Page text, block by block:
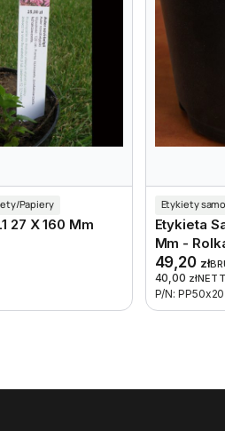
Papiery
27 X 160 Mm
Etykiety
Etykieta
Mm -
49,20 zł
40,00 zł
P/N: